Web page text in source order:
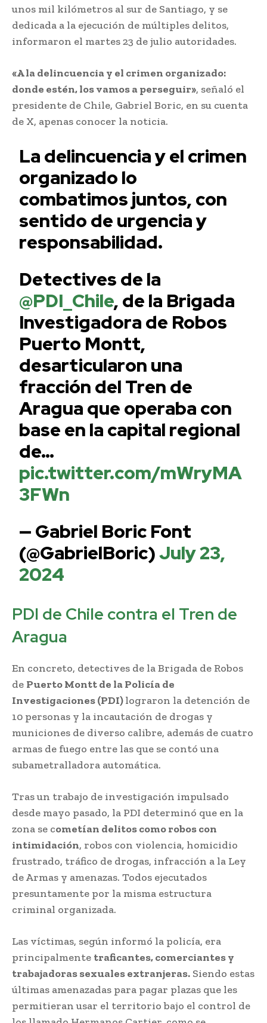
unos mil kilómetros al sur de Santiago, y se
dedicada a la ejecución de múltiples delitos,
informaron el martes 23 de julio autoridades.
«A la delincuencia y el crimen organizado:
donde estén, los vamos a perseguir», señaló el
presidente de Chile, Gabriel Boric, en su cuenta
de X, apenas conocer la noticia.
La delincuencia y el crimen
organizado lo
combatimos juntos, con
sentido de urgencia y
responsabilidad.
Detectives de la
@PDI_Chile, de la Brigada
Investigadora de Robos
Puerto Montt,
desarticularon una
fracción del Tren de
Aragua que operaba con
base en la capital regional
de…
pic.twitter.com/mWryMA
3FWn
— Gabriel Boric Font
(@GabrielBoric)July 23,
2024
PDI de Chile contra el Tren de
Aragua
En concreto, detectives de la Brigada de Robos
de Puerto Montt de la Policía de
Investigaciones (PDI)lograron la detención de
10 personas y la incautación de drogas y
municiones de diverso calibre, además de cuatro
armas de fuego entre las que se contó una
subametralladora automática.
Tras un trabajo de investigación impulsado
desde mayo pasado, la PDI determinó que en la
zona se cometían delitos como robos con
intimidación, robos con violencia, homicidio
frustrado, tráfico de drogas, infracción a la Ley
de Armas y amenazas. Todos ejecutados
presuntamente por la misma estructura
criminal organizada.
Las víctimas, según informó la policía, era
principalmente traficantes, comerciantes y
trabajadoras sexuales extranjeras. Siendo estas
últimas amenazadas para pagar plazas que les
permitieran usar el territorio bajo el control de